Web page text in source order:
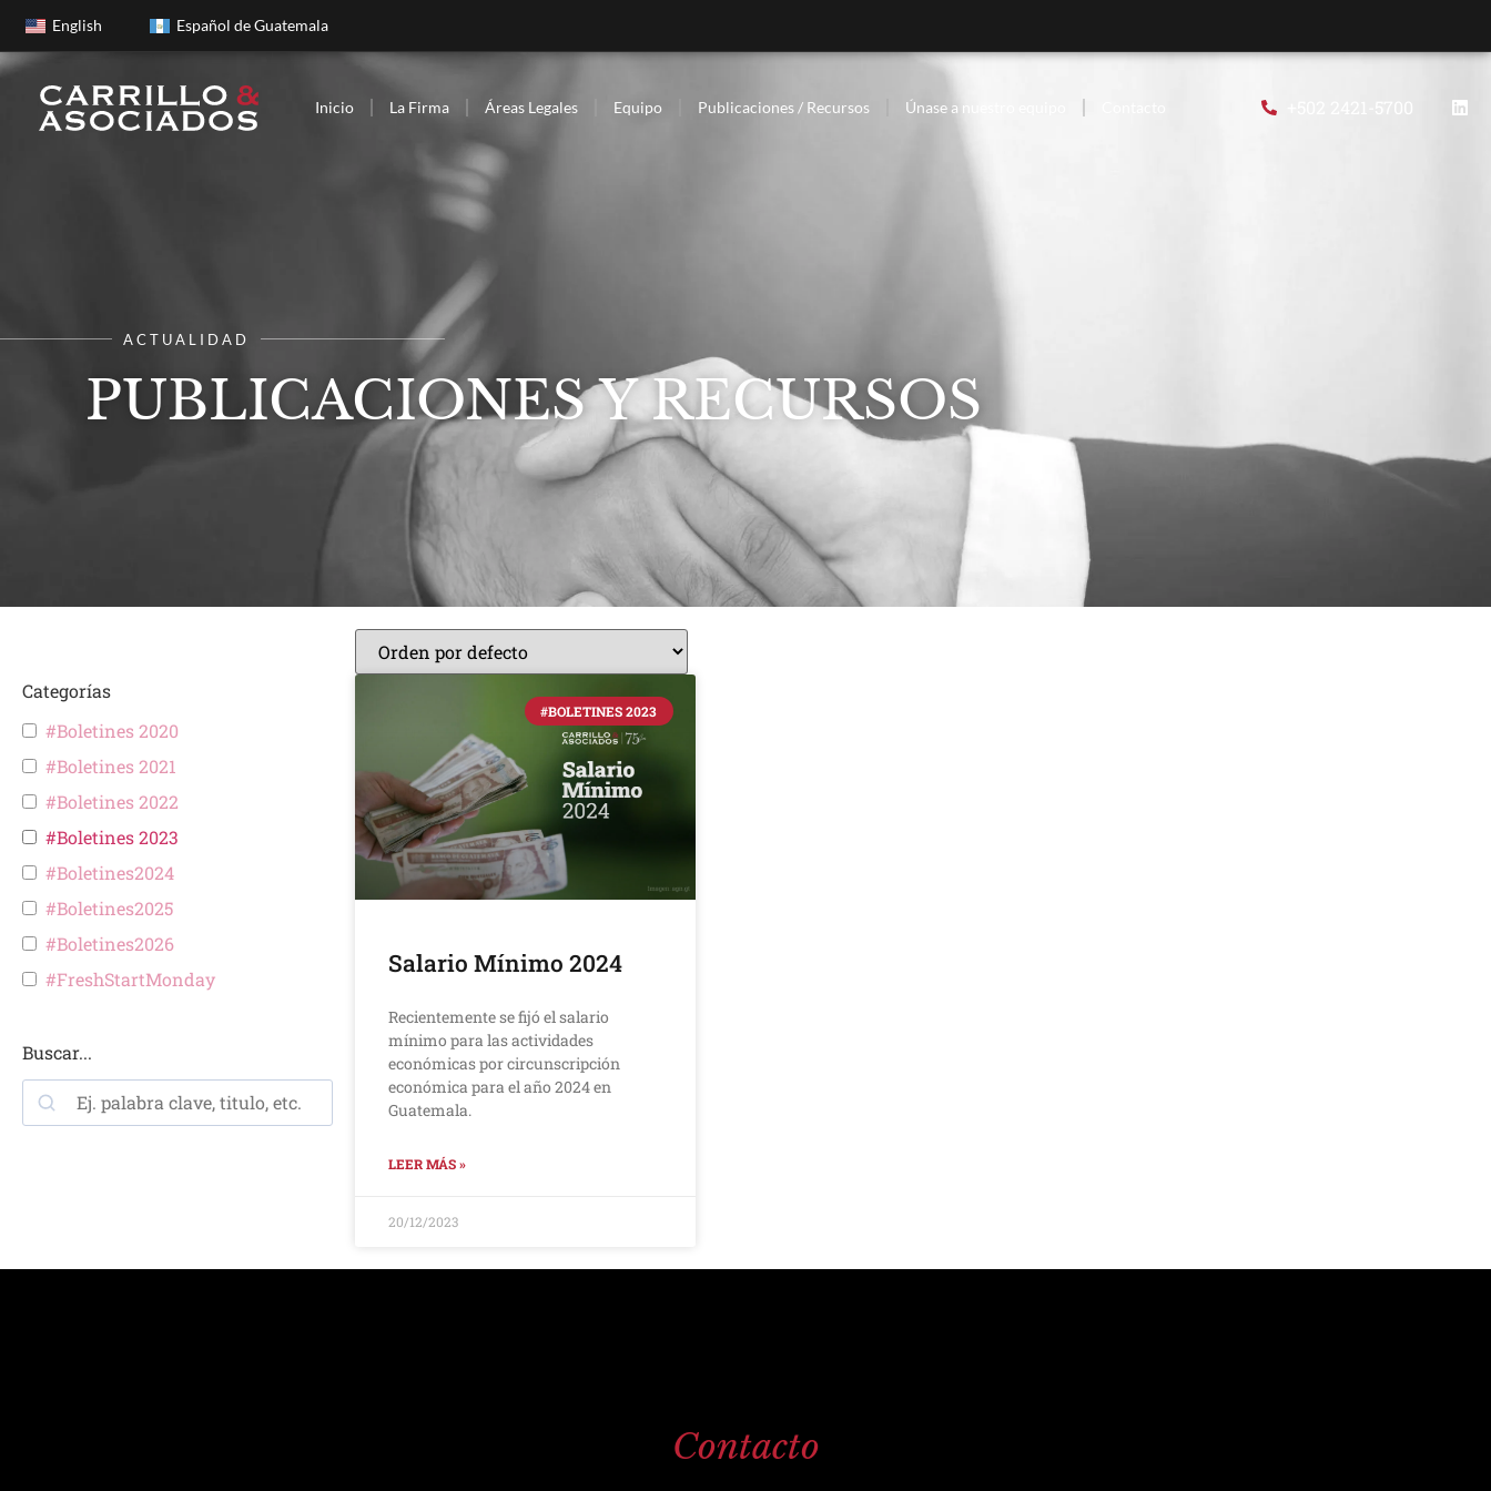
English Español de Guatemala
Inicio La Firma Áreas Legales Equipo Publicaciones / Recursos Únase a nuestro equipo
ACTUALIDAD
PUBLICACIONES Y RECURSOS
Categorías
#Boletines 2020
#Boletines 2021
#Boletines 2022
#Boletines 2023
#Boletines2024
#Boletines2025
#Boletines2026
#FreshStartMonday
Buscar...
#BOLETINES 2023
Salario Mínimo 2024
Recientemente se fijó el salario
mínimo para las actividades
económicas por circunscripción
económica para el año 2024 en
Guatemala.
LEER MÁS »
20/12/2023
Contacto